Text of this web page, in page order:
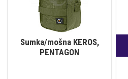
Sumka/mošna KEROS,
PENTAGON